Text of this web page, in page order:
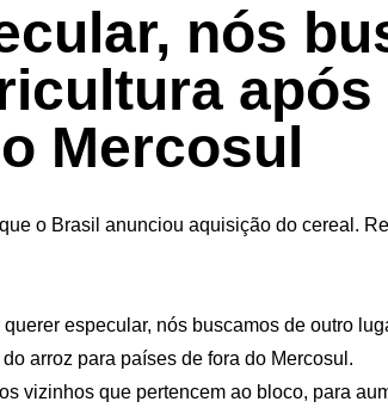
nós
Mercosul
o Brasil anunciou aquisição do cereal.
especular, nós buscamos de outro
arroz para países de fora do Mercosul.
vizinhos que pertencem ao bloco, para